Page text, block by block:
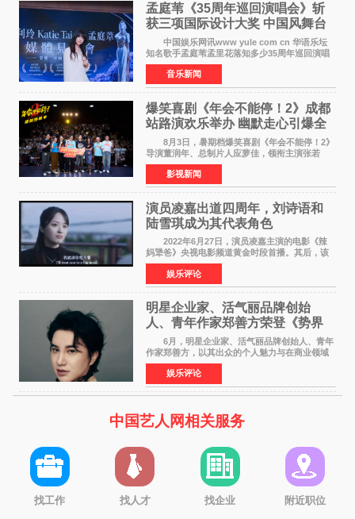
孟庭苇《35周年巡回演唱会》斩
获三项国际设计大奖 中国风舞台
美学获全球认可
中国娱乐网讯www yule com cn 华语乐坛
知名歌手孟庭苇孟里花落知多少35周年巡回演唱
会再传喜讯。该演唱会先后荣获美国MUSE
Creative Awards白金奖（Platinum Winner）、
英国London Design
音乐新闻
爆笑喜剧《年会不能停！2》成都
站路演欢乐举办 幽默走心引爆全
场共鸣
8月3日，暑期档爆笑喜剧《年会不能停！2》
导演董润年、总制片人应萝佳，领衔主演张若
昀、白客，惊喜出演庄达菲，特别主演孙艺洲，
特别出演田雨，友情出演欧阳奋强出席成都路
演，与观众近距离互
影视新闻
演员凌嘉出道四周年，刘诗语和
陆雪琪成为其代表角色
2022年6月27日，演员凌嘉主演的电影《辣
妈犟爸》央视电影频道黄金时段首播。其后，该
电影在央视电影频道多次复播（2022年8月10
日，2022年9月30日，2023年7月17日，2025年7
月14日）。除了多次复
娱乐评论
明星企业家、活气丽品牌创始
人、青年作家郑善方荣登《势界
POWERCIRCLES》6月刊
6月，明星企业家、活气丽品牌创始人、青年
作家郑善方，以其出众的个人魅力与在商业领域
的卓越建树，成功登上《势界
POWERCIRCLES》，展现了他在时尚与商业领
域的双重影响力。 明星企业家、青
娱乐评论
中国艺人网相关服务
找工作 找人才 找企业 附近职位